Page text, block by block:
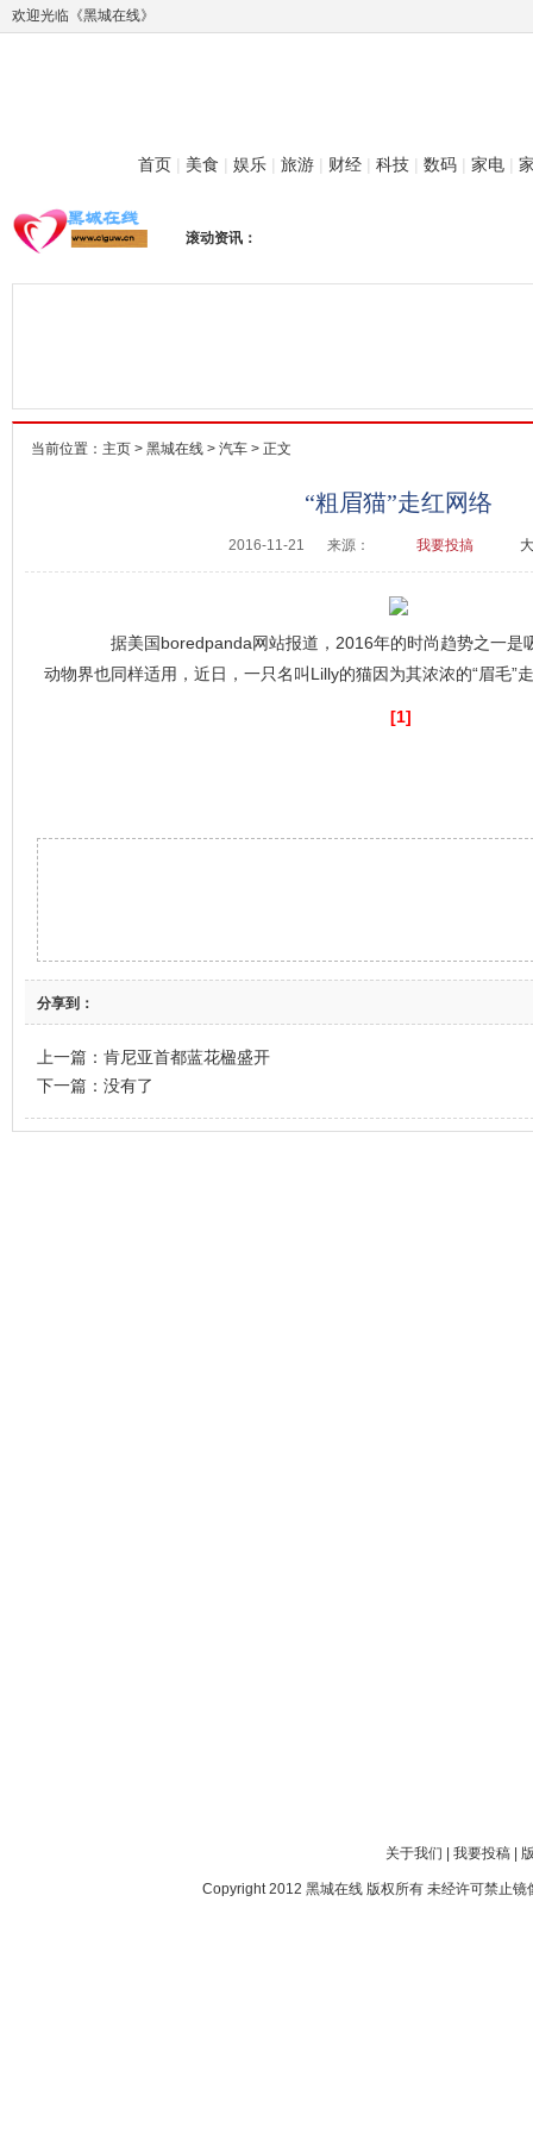
欢迎光临《黑城在线》
首页 | 美食 | 娱乐 | 旅游 | 财经 | 科技 | 数码 | 家电 |
滚动资讯：
当前位置： 主页 > 黑城在线 > 汽车 > 正文
“粗眉猫”走红网络
2016-11-21 来源： 我要投搞 大
据美国boredpanda网站报道，2016年的时尚趋势之一是
动物界也同样适用，近日，一只名叫Lilly的猫因为其浓浓的“眉毛”
[1]
分享到：
上一篇： 肯尼亚首都蓝花楹盛开
下一篇：没有了
关于我们 我要投稿|
Copyright 2012 黑城在线 版权所有 未经许可禁止